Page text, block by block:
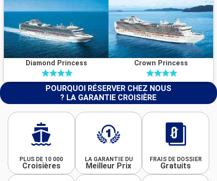
Diamond Princess Crown Princess
POURQUOI RÉSERVER CHEZ NOUS
? LA GARANTIE CROISIÈRE
PLUS DE 10 000
Croisières
LA GARANTIE DU
Meilleur Prix
FRAIS DE DOSSIER
Gratuits